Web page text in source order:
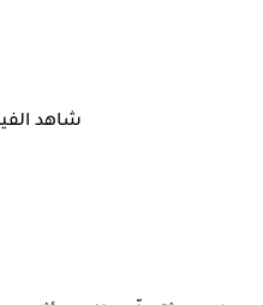
شاهد